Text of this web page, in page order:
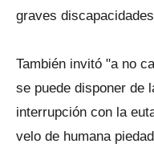
graves
También invitó "a no
se puede disponer de
interrupción con la
velo de humana